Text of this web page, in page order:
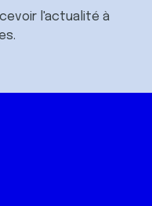
l'actualité à